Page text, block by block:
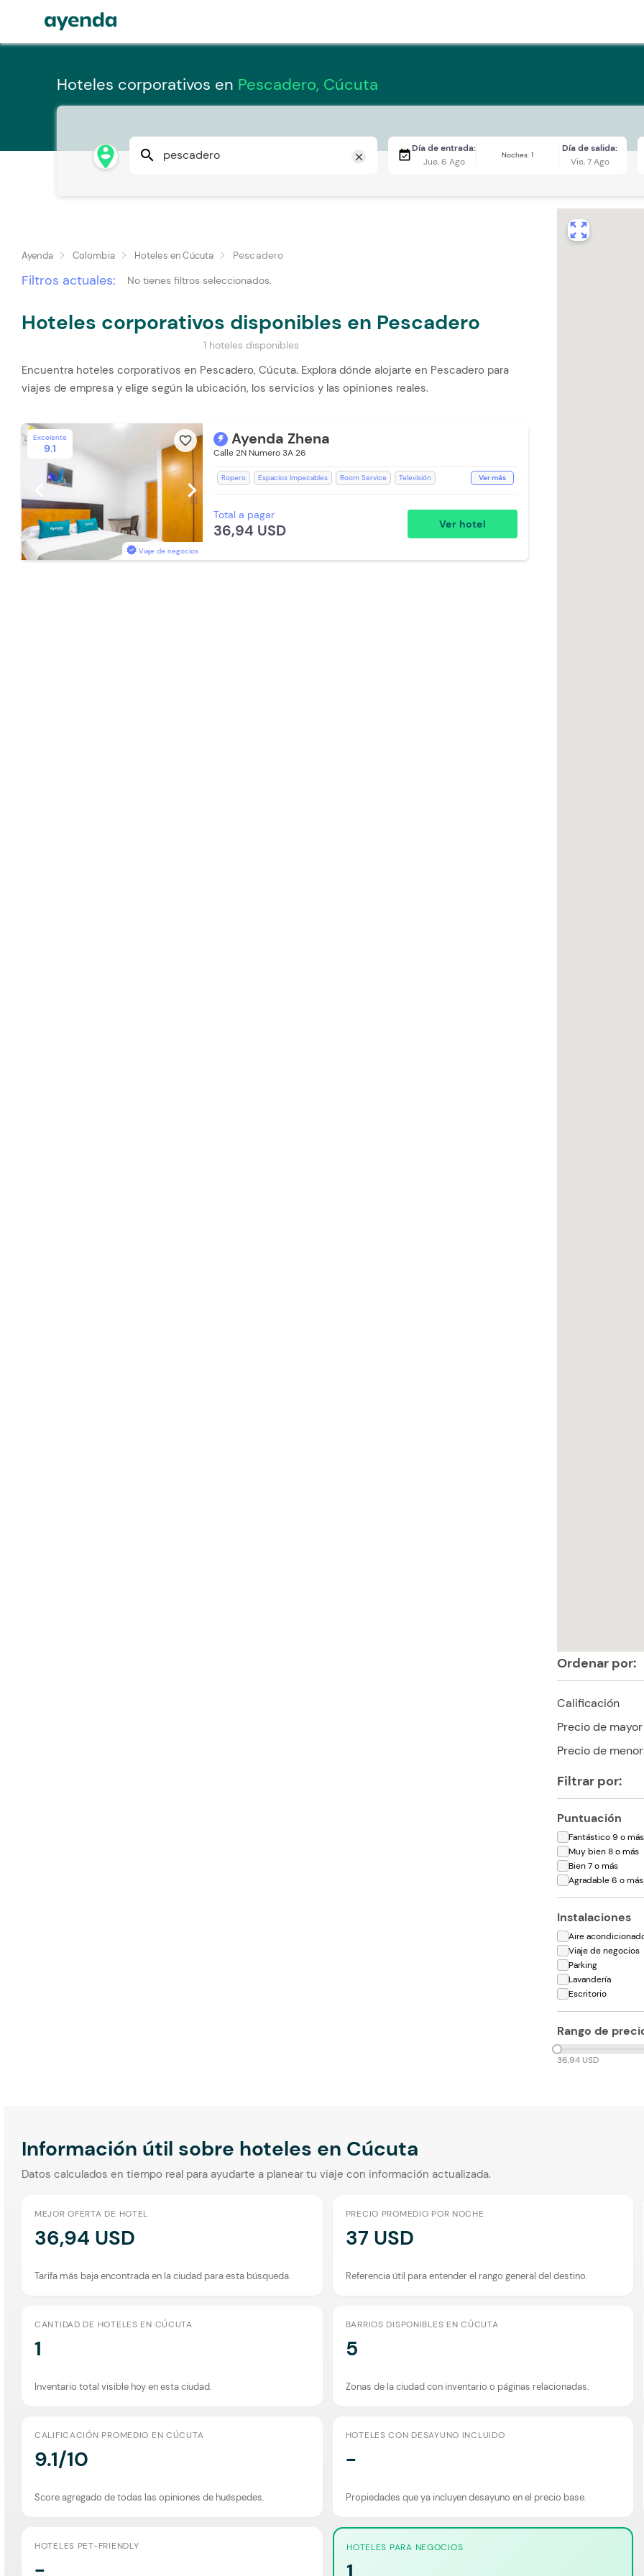
Hoteles corporativos en Pescadero, Cúcuta
person_pin_circle search close event_availableDía de entrada:
Jue, 6 Ago
Noches: 1
Día de salida:
Vie, 7 Ago
Ayenda Colombia Hoteles en Cúcuta Pescadero
Filtros actuales: No tienes filtros seleccionados.
Hoteles corporativos disponibles en Pescadero
1 hoteles disponibles
Encuentra hoteles corporativos en Pescadero, Cúcuta. Explora dónde alojarte en Pescadero para
viajes de empresa y elige según la ubicación, los servicios y las opiniones reales.
Excelente
9.1
favorite_border
Viaje de negocios
chevron_left chevron_right
Ayenda Zhena
Calle 2N Numero 3A 26
Ropero Espacios Impecables Room Service
Televisión
Lavandería (Cargo Extra)
Baño Privado
Toallas
Aceptan Niños
Ver más
Total a pagar
36,94 USD Ver hotel
zoom_out_map
Ordenar por:
Calificación
Precio de
Precio de
Filtrar por:
Puntuación
Fantástico 9 o más
Muy bien 8 o más
Bien 7 o más
Agradable 6 o más
Instalaciones
Aire
Viaje de negocios
Parking
Lavandería
Escritorio
Rango de
36,94 USD
Información útil sobre hoteles en Cúcuta
Datos calculados en tiempo real para ayudarte a planear tu viaje con información actualizada.
MEJOR OFERTA DE HOTEL
36,94 USD
Tarifa más baja encontrada en la ciudad para esta búsqueda.
PRECIO PROMEDIO POR NOCHE
37 USD
Referencia útil para entender el rango general del destino.
CANTIDAD DE HOTELES EN CÚCUTA
1
Inventario total visible hoy en esta ciudad.
BARRIOS DISPONIBLES EN CÚCUTA
5
Zonas de la ciudad con inventario o páginas relacionadas.
CALIFICACIÓN PROMEDIO EN CÚCUTA
9.1/10
Score agregado de todas las opiniones de huéspedes.
HOTELES CON DESAYUNO INCLUIDO
-
Propiedades que ya incluyen desayuno en el precio base.
HOTELES PET-FRIENDLY
-
HOTELES PARA NEGOCIOS